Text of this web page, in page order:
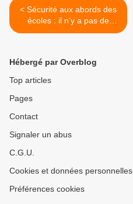
< Sécurité aux abords des
écoles : il n’y a pas de
distribution massive de
l’Agence régionale de Santé
Hébergé par Overblog
Top articles
Pages
Contact
Signaler un abus
C.G.U.
Cookies et données personnelles
Préférences cookies